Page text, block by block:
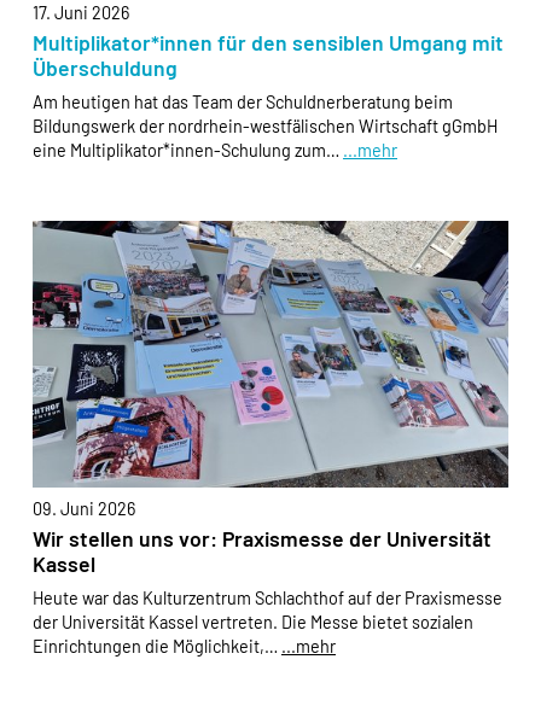
17. Juni 2026
Multiplikator*innen für den sensiblen Umgang mit
Überschuldung
Am heutigen hat das Team der Schuldnerberatung beim
Bildungswerk der nordrhein-westfälischen Wirtschaft gGmbH
eine Multiplikator*innen-Schulung zum… ...mehr
09. Juni 2026
Wir stellen uns vor: Praxismesse der Universität
Kassel
Heute war das Kulturzentrum Schlachthof auf der Praxismesse
der Universität Kassel vertreten. Die Messe bietet sozialen
Einrichtungen die Möglichkeit,… ...mehr
Cookie Laufzeit:
Dauer der Sitzung
EXTERNE MEDIEN
externen Medien Cookies gesetzt.
Google Maps und Google Fonts
Name:
_ga, _gid, _gat_*, test_cookie
Anbieter:
Google Ireland Limited Gordon House, Barrow
Street Dublin 4 Irland
Zweck:
Anzeige von Google Maps Karten
Cookie Laufzeit:
1 Tag, _ga 2 Jahre